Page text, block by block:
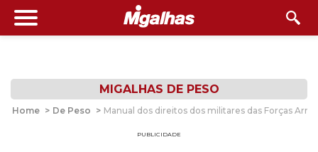
MIGALHAS DE PESO
Home > De Peso > Manual dos direitos dos militares das Forças
PUBLICIDADE